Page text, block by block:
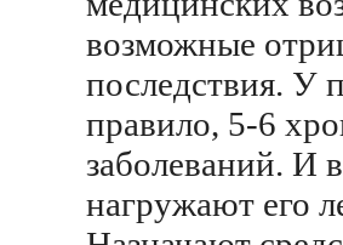
возможные
последствия. У
правило, 5-6
заболеваний. И
нагружают его